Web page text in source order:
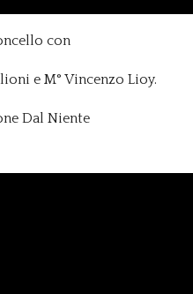
con
e M° Vincenzo Lioy.
Dal Niente